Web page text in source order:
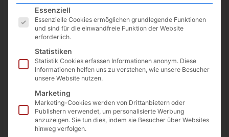
Es folgt eine Liste der Service-Gruppen, für die eine
Essenziell
Essenzielle Cookies ermöglichen grundlegende Funktionen
und sind für die einwandfreie Funktion der Website
erforderlich.
Statistiken
Statistik Cookies erfassen Informationen anonym. Diese
Informationen helfen uns zu verstehen, wie unsere Besucher
unsere Website nutzen.
Marketing
Marketing-Cookies werden von Drittanbietern oder
Publishern verwendet, um personalisierte Werbung
anzuzeigen. Sie tun dies, indem sie Besucher über Websites
hinweg verfolgen.